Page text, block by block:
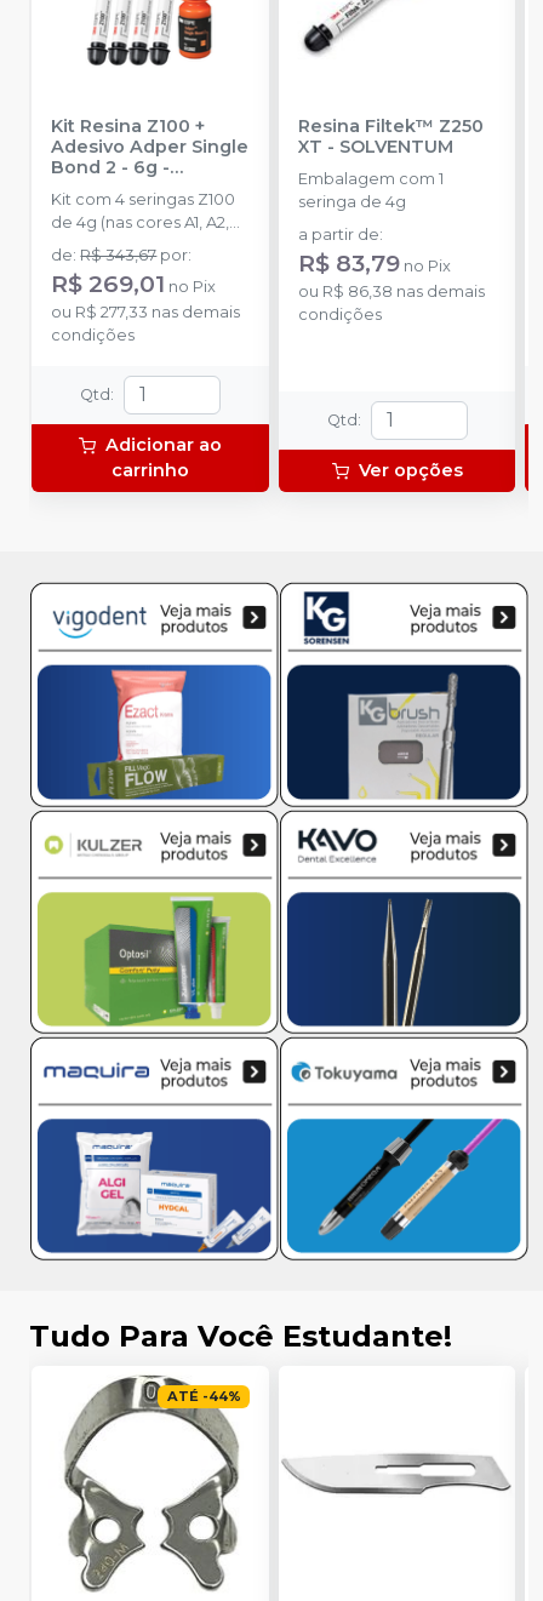
Kit Resina Z100 +
Adesivo Adper Single
Bond 2 - 6g -
Kit com 4 seringas Z100
de 4g (nas cores A1, A2,
A3 e A3.5) e 1 frasco de
6g (adesivo).
de:R$ 343,67 por:
R$ 269,01 no Pix
ou R$ 277,33 nas demais
condições
Qtd :
Adicionar ao
carrinho
Resina Filtek™ Z250
XT - SOLVENTUM
Embalagem com 1
seringa de 4g
a partir de:
R$ 83,79 no Pix
ou R$ 86,38 nas demais
condições
Qtd :
Ver opções
Tudo Para Você Estudante!
ATÉ -44%